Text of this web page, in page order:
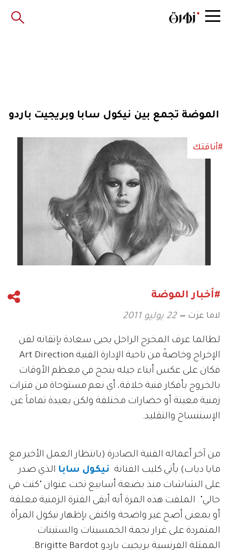
الموضة تجمع بين نيكول سابا وبريجيت باردو
#أناقتك
#أخبار الموضة
لاما عزت 22 يوليو 2011
لطالما عرف المخرج الراحل يحيى سعادة بإتقانه لفن
الإخراج وخاصةً من ناحية الإدارة الفنية Art Direction.
فكان على عكس أبناء جيله ينجح في معظم الأوقات
بالخروج بأفكار فنية خلاقة، أي نعم مستوحاة من فترات
زمنية معينة أو حضارات مختلفة ولكن بعيدة تماماً عن
الإستنساخ والتقليد.
من آخر أعماله الفنية الصادرة (بانتظار العمل الأخير مع
مايا دياب) يأتي كليب الفنانة نيكول سابا الذي صدر
على الشاشات منذ بضعة أسابيع تحت عنوان "كنت في
حالي". الملفت هذه المرة أنه أبقى الفترة الزمنية معلقة
أو بمعنى أصح غير واضحة واكتفى بإظهار نيكول المرأة
المتمردة على غرار نجمة الخمسينات والستينات
الممثلة الفرنسية بريجيت باردو Brigitte Bardot.